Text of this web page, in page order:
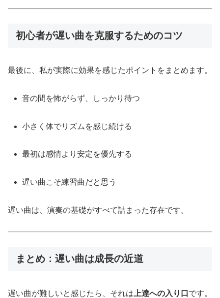
初心者が遅い曲を克服するためのコツ
最後に、私が実際に効果を感じたポイントをまとめます。
音の間を怖がらず、しっかり待つ
小さく体でリズムを感じ続ける
最初は感情より安定を優先する
遅い曲こそ練習曲だと思う
遅い曲は、演奏の基礎がすべて詰まった存在です。
まとめ：遅い曲は成長の近道
遅い曲が難しいと感じたら、それは 上達への入り口 です。